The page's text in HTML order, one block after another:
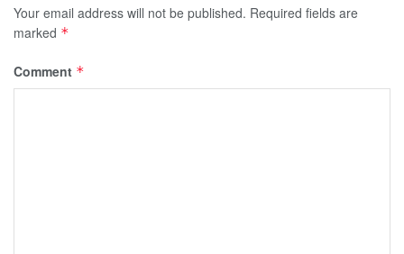
Your email address will not be published. Required fields are
marked *
Comment *